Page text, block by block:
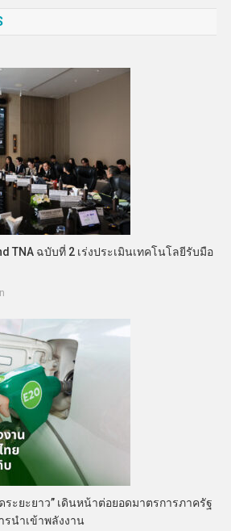
TNA ฉบับที่ 2 เร่งประเมินเทคโนโลยีรับมือ
ระยะยาว” เดินหน้าต่อยอดมาตรการภาครัฐ
รนำเข้าพลังงาน